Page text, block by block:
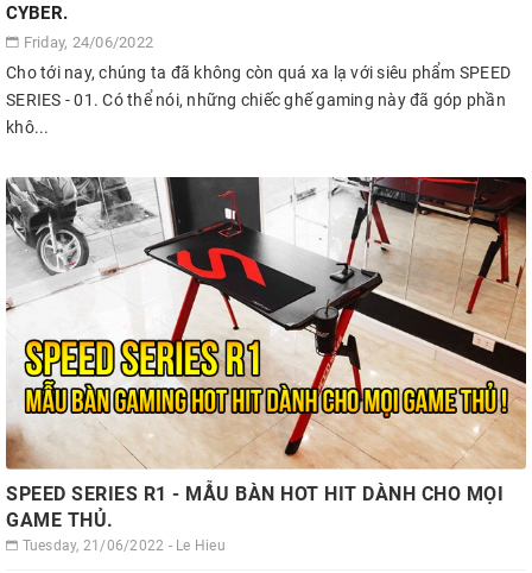
CYBER.
Friday, 24/06/2022
Cho tới nay, chúng ta đã không còn quá xa lạ với siêu phẩm SPEED
SERIES - 01. Có thể nói, những chiếc ghế gaming này đã góp phần
khô...
SPEED SERIES R1 - MẪU BÀN HOT HIT DÀNH CHO MỌI
GAME THỦ.
Tuesday, 21/06/2022 - Le Hieu